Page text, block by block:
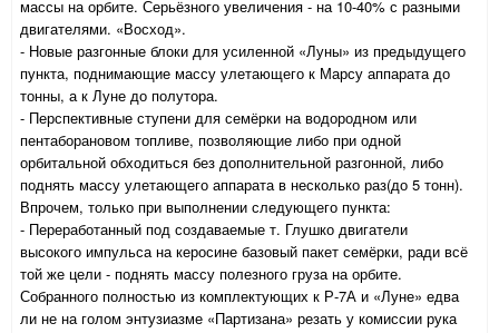
массы на орбите. Серьёзного увеличения - на 10-40% с разными
двигателями. «Восход».
- Новые разгонные блоки для усиленной «Луны» из предыдущего
пункта, поднимающие массу улетающего к Марсу аппарата до
тонны, а к Луне до полутора.
- Перспективные ступени для семёрки на водородном или
пентаборановом топливе, позволяющие либо при одной
орбитальной обходиться без дополнительной разгонной, либо
поднять массу улетающего аппарата в несколько раз(до 5 тонн).
Впрочем, только при выполнении следующего пункта:
- Переработанный под создаваемые т. Глушко двигатели
высокого импульса на керосине базовый пакет семёрки, ради всё
той же цели - поднять массу полезного груза на орбите.
Собранного полностью из комплектующих к Р-7А и «Луне» едва
ли не на голом энтузиазме «Партизана» резать у комиссии рука